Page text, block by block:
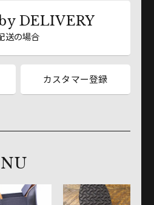
DELIVERY
送の場合
カスタマー登録